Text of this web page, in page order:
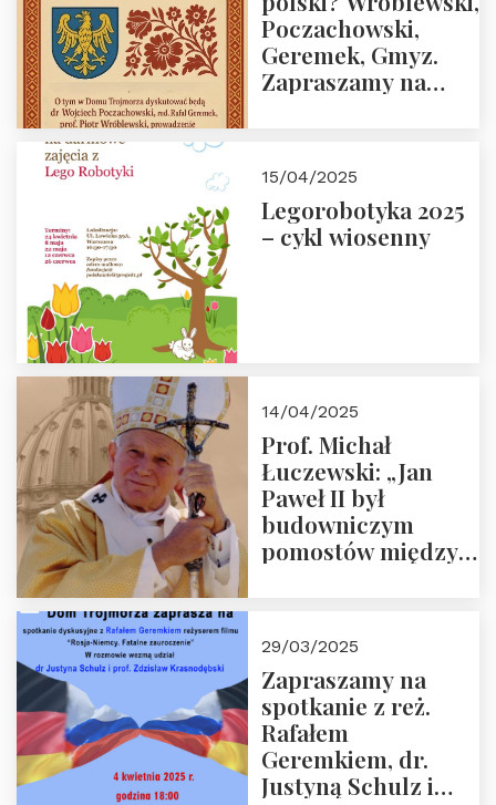
Poczachowski,
Geremek, Gmyz.
Zapraszamy na
Trójmorza.
15/04/2025
Legorobotyka 2025
– cykl wiosenny
14/04/2025
Prof. Michał
Łuczewski: „Jan
Paweł II był
budowniczym
pomostów między
29/03/2025
Zapraszamy na
spotkanie z reż.
Rafałem
Geremkiem, dr.
Justyną Schulz i